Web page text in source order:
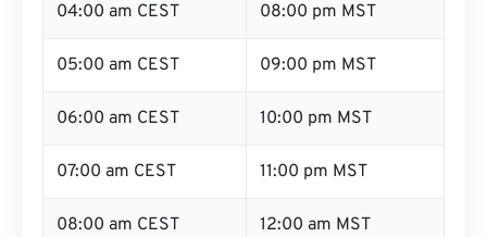
04:00 am CEST 08:00 pm MST
05:00 am CEST 09:00 pm MST
06:00 am CEST 10:00 pm MST
07:00 am CEST 11:00 pm MST
08:00 am CEST
12:00 am MST